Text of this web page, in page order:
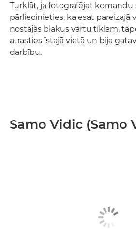
Turklāt, ja fotografējat komandu
pārliecinieties, ka esat pareizajā
nostājās blakus vārtu tīklam,
atrasties īstajā vietā un bija
darbību.
Samo Vidic (Samo